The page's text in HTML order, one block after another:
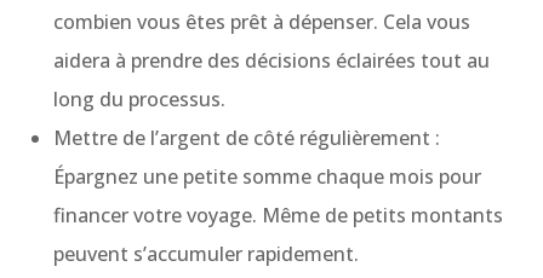
combien vous êtes prêt à dépenser. Cela vous
aidera à prendre des décisions éclairées tout au
long du processus.
Mettre de l’argent de côté régulièrement :
Épargnez une petite somme chaque mois pour
financer votre voyage. Même de petits montants
peuvent s’accumuler rapidement.